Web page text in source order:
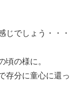
じでしょう・・・
頃の様に。
存分に童心に還っ